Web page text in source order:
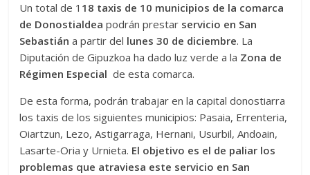
Un total de 1 18 taxis de 10 municipios de la comarca
de Donostialdeapodrán prestar servicio en San
Sebastián a partir del lunes 30 de diciembre. La
Diputación de Gipuzkoa ha dado luz verde a la Zona de
Régimen Especial de esta comarca.
De esta forma, podrán trabajar en la capital donostiarra
los taxis de los siguientes municipios: Pasaia, Errenteria,
Oiartzun, Lezo, Astigarraga, Hernani, Usurbil, Andoain,
Lasarte-Oria y Urnieta. El objetivo es el de paliar los
problemas que atraviesa este servicio en San